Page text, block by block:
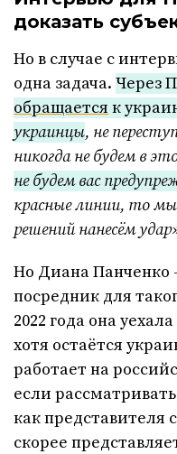
доказать
Но в случае с
одна задача. Через
обращается к
украинцы, не
никогда не будем в
не будем вас
красные линии, то
решений нанесём
Но Диана Панченко
посредник для
2022 года она
хотя остаётся
работает на
если
как представителя
скорее